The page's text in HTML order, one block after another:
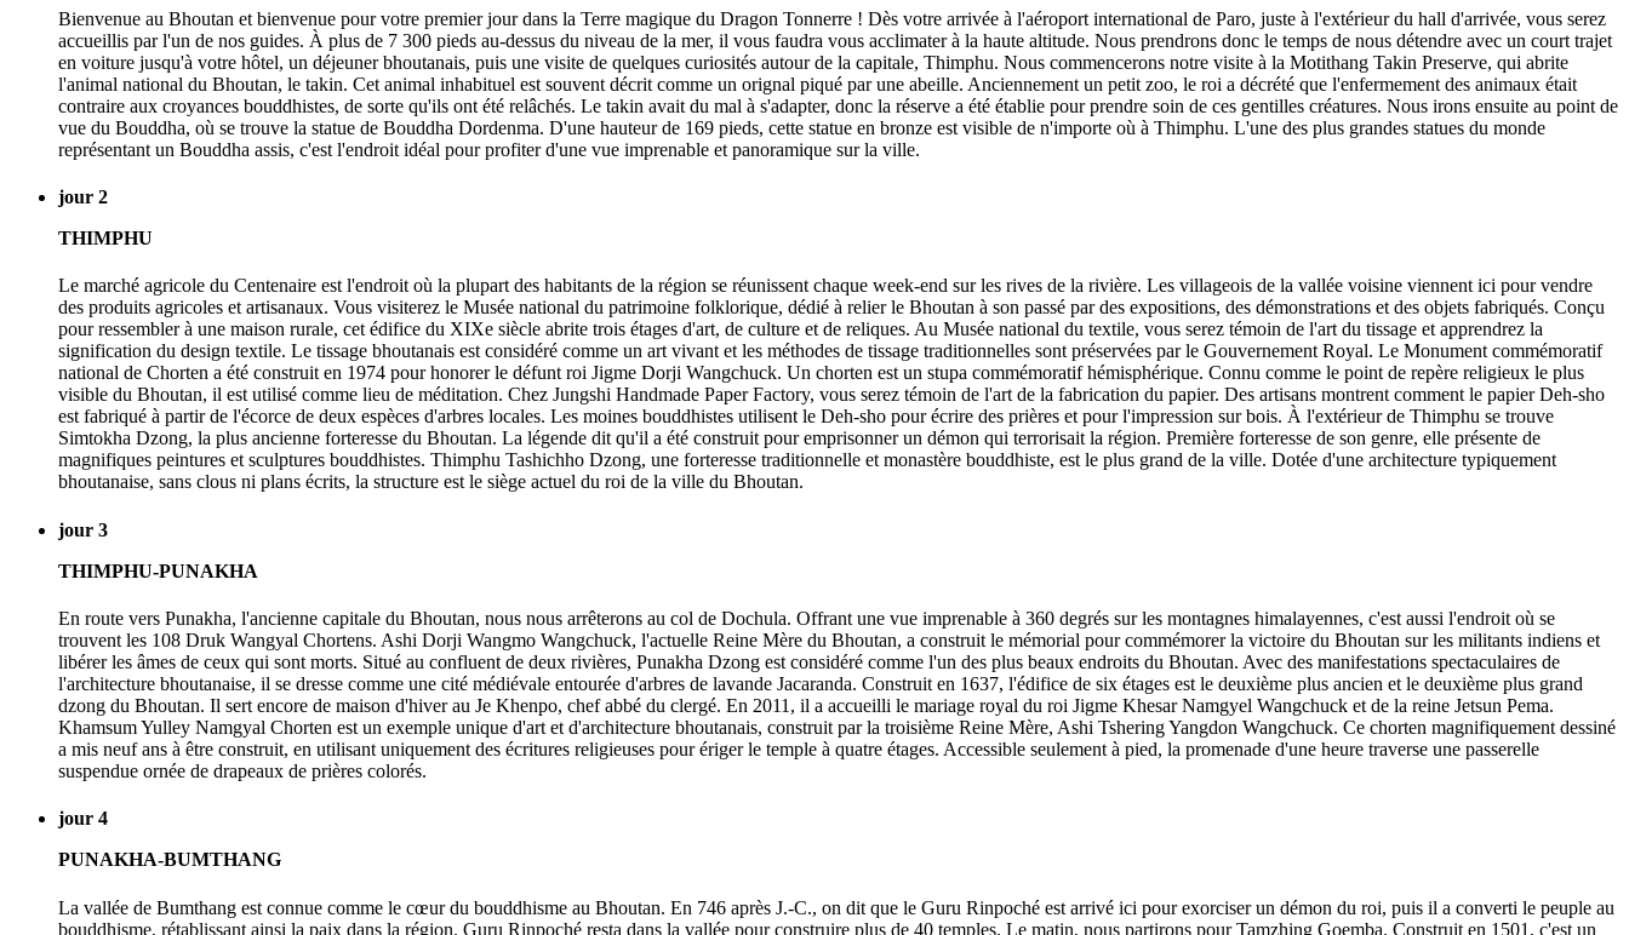
Bienvenue au Bhoutan et bienvenue pour votre premier jour dans la Terre magique du Dragon Tonnerre ! Dès votre arrivée à l'aéroport international de Paro, juste à l'extérieur du hall d'arrivée, vous serez
accueillis par l'un de nos guides. À plus de 7 300 pieds au-dessus du niveau de la mer, il vous faudra vous acclimater à la haute altitude. Nous prendrons donc le temps de nous détendre avec un court trajet
en voiture jusqu'à votre hôtel, un déjeuner bhoutanais, puis une visite de quelques curiosités autour de la capitale, Thimphu. Nous commencerons notre visite à la Motithang Takin Preserve, qui abrite
l'animal national du Bhoutan, le takin. Cet animal inhabituel est souvent décrit comme un orignal piqué par une abeille. Anciennement un petit zoo, le roi a décrété que l'enfermement des animaux était
contraire aux croyances bouddhistes, de sorte qu'ils ont été relâchés. Le takin avait du mal à s'adapter, donc la réserve a été établie pour prendre soin de ces gentilles créatures. Nous irons ensuite au point de
vue du Bouddha, où se trouve la statue de Bouddha Dordenma. D'une hauteur de 169 pieds, cette statue en bronze est visible de n'importe où à Thimphu. L'une des plus grandes statues du monde
représentant un Bouddha assis, c'est l'endroit idéal pour profiter d'une vue imprenable et panoramique sur la ville.
jour 2
THIMPHU
Le marché agricole du Centenaire est l'endroit où la plupart des habitants de la région se réunissent chaque week-end sur les rives de la rivière. Les villageois de la vallée voisine viennent ici pour vendre
des produits agricoles et artisanaux. Vous visiterez le Musée national du patrimoine folklorique, dédié à relier le Bhoutan à son passé par des expositions, des démonstrations et des objets fabriqués. Conçu
pour ressembler à une maison rurale, cet édifice du XIXe siècle abrite trois étages d'art, de culture et de reliques. Au Musée national du textile, vous serez témoin de l'art du tissage et apprendrez la
signification du design textile. Le tissage bhoutanais est considéré comme un art vivant et les méthodes de tissage traditionnelles sont préservées par le Gouvernement Royal. Le Monument commémoratif
national de Chorten a été construit en 1974 pour honorer le défunt roi Jigme Dorji Wangchuck. Un chorten est un stupa commémoratif hémisphérique. Connu comme le point de repère religieux le plus
visible du Bhoutan, il est utilisé comme lieu de méditation. Chez Jungshi Handmade Paper Factory, vous serez témoin de l'art de la fabrication du papier. Des artisans montrent comment le papier Deh-sho
est fabriqué à partir de l'écorce de deux espèces d'arbres locales. Les moines bouddhistes utilisent le Deh-sho pour écrire des prières et pour l'impression sur bois. À l'extérieur de Thimphu se trouve
Simtokha Dzong, la plus ancienne forteresse du Bhoutan. La légende dit qu'il a été construit pour emprisonner un démon qui terrorisait la région. Première forteresse de son genre, elle présente de
magnifiques peintures et sculptures bouddhistes. Thimphu Tashichho Dzong, une forteresse traditionnelle et monastère bouddhiste, est le plus grand de la ville. Dotée d'une architecture typiquement
bhoutanaise, sans clous ni plans écrits, la structure est le siège actuel du roi de la ville du Bhoutan.
jour 3
THIMPHU-PUNAKHA
En route vers Punakha, l'ancienne capitale du Bhoutan, nous nous arrêterons au col de Dochula. Offrant une vue imprenable à 360 degrés sur les montagnes himalayennes, c'est aussi l'endroit où se
trouvent les 108 Druk Wangyal Chortens. Ashi Dorji Wangmo Wangchuck, l'actuelle Reine Mère du Bhoutan, a construit le mémorial pour commémorer la victoire du Bhoutan sur les militants indiens et
libérer les âmes de ceux qui sont morts. Situé au confluent de deux rivières, Punakha Dzong est considéré comme l'un des plus beaux endroits du Bhoutan. Avec des manifestations spectaculaires de
l'architecture bhoutanaise, il se dresse comme une cité médiévale entourée d'arbres de lavande Jacaranda. Construit en 1637, l'édifice de six étages est le deuxième plus ancien et le deuxième plus grand
dzong du Bhoutan. Il sert encore de maison d'hiver au Je Khenpo, chef abbé du clergé. En 2011, il a accueilli le mariage royal du roi Jigme Khesar Namgyel Wangchuck et de la reine Jetsun Pema.
Khamsum Yulley Namgyal Chorten est un exemple unique d'art et d'architecture bhoutanais, construit par la troisième Reine Mère, Ashi Tshering Yangdon Wangchuck. Ce chorten magnifiquement dessiné
a mis neuf ans à être construit, en utilisant uniquement des écritures religieuses pour ériger le temple à quatre étages. Accessible seulement à pied, la promenade d'une heure traverse une passerelle
suspendue ornée de drapeaux de prières colorés.
jour 4
PUNAKHA-BUMTHANG
La vallée de Bumthang est connue comme le cœur du bouddhisme au Bhoutan. En 746 après J.-C., on dit que le Guru Rinpoché est arrivé ici pour exorciser un démon du roi, puis il a converti le peuple au
bouddhisme, rétablissant ainsi la paix dans la région. Guru Rinpoché resta dans la vallée pour construire plus de 40 temples. Le matin, nous partirons pour Tamzhing Goemba. Construit en 1501, c'est un